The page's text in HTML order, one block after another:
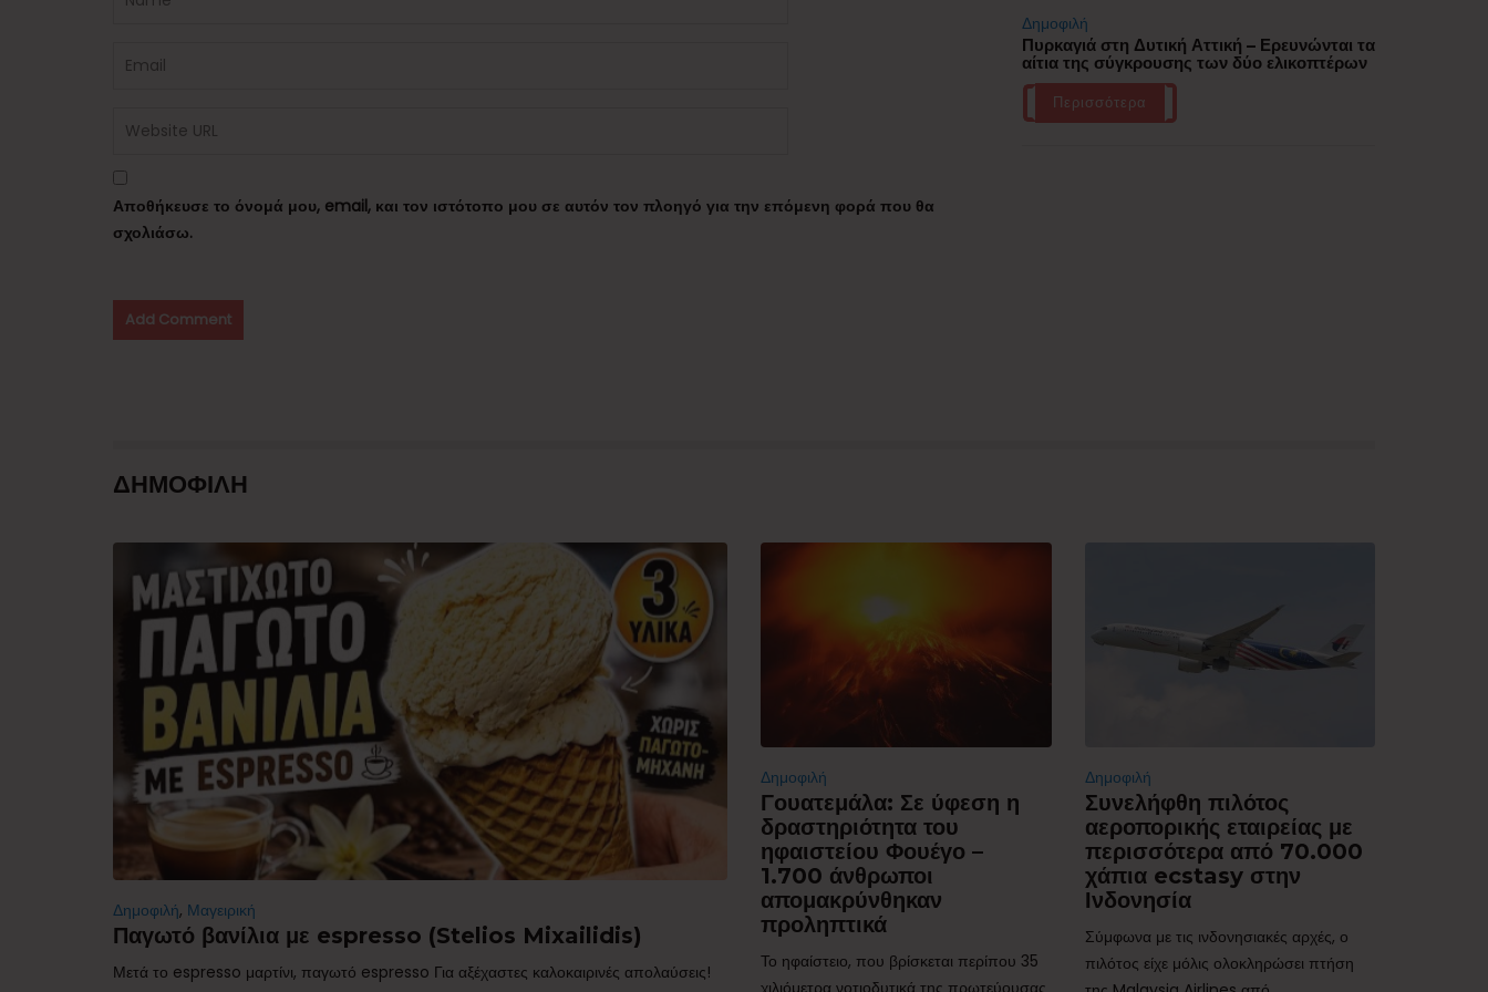
Αποθήκευσε το όνομά μου, email, και τον ιστότοπο μου σε αυτόν τον πλοηγό για την επόμενη φορά που θα
σχολιάσω.
Δημοφιλή
Πυρκαγιά στη Δυτική Αττική – Ερευνώνται τα
αίτια της σύγκρουσης των δύο ελικοπτέρων
Περισσότερα
ΔΗΜΟΦΙΛΗ
Δημοφιλή, Μαγειρική
Παγωτό βανίλια με espresso (Stelios Mixailidis)
Μετά το espresso μαρτίνι, παγωτό espresso Για αξέχαστες καλοκαιρινές απολαύσεις!
Δημοφιλή
Γουατεμάλα: Σε ύφεση η
δραστηριότητα του
ηφαιστείου Φουέγο –
1.700 άνθρωποι
απομακρύνθηκαν
προληπτικά
Το ηφαίστειο, που βρίσκεται περίπου 35
Δημοφιλή
Συνελήφθη πιλότος
αεροπορικής εταιρείας με
περισσότερα από 70.000
χάπια ecstasy στην
Ινδονησία
Σύμφωνα με τις ινδονησιακές αρχές, ο
πιλότος είχε μόλις ολοκληρώσει πτήση